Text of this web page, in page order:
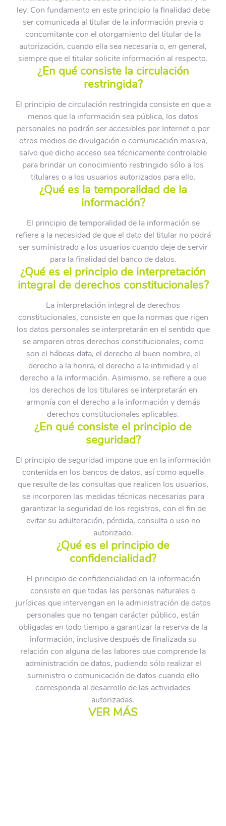
ley. Con fundamento en este principio la finalidad debe
ser comunicada al titular de la información previa o
concomitante con el otorgamiento del titular de la
autorización, cuando ella sea necesaria o, en general,
siempre que el titular solicite información al respecto.
¿En qué consiste la circulación
restringida?
El principio de circulación restringida consiste en que a
menos que la información sea pública, los datos
personales no podrán ser accesibles por Internet o por
otros medios de divulgación o comunicación masiva,
salvo que dicho acceso sea técnicamente controlable
para brindar un conocimiento restringido sólo a los
titulares o a los usuarios autorizados para ello.
¿Qué es la temporalidad de la
información?
El principio de temporalidad de la información se
refiere a la necesidad de que el dato del titular no podrá
ser suministrado a los usuarios cuando deje de servir
para la finalidad del banco de datos.
¿Qué es el principio de interpretación
integral de derechos constitucionales?
La interpretación integral de derechos
constitucionales, consiste en que la normas que rigen
los datos personales se interpretarán en el sentido que
se amparen otros derechos constitucionales, como
son el hábeas data, el derecho al buen nombre, el
derecho a la honra, el derecho a la intimidad y el
derecho a la información. Asimismo, se refiere a que
los derechos de los titulares se interpretarán en
armonía con el derecho a la información y demás
derechos constitucionales aplicables.
¿En qué consiste el principio de
seguridad?
El principio de seguridad impone que en la información
contenida en los bancos de datos, así como aquella
que resulte de las consultas que realicen los usuarios,
se incorporen las medidas técnicas necesarias para
garantizar la seguridad de los registros, con el fin de
evitar su adulteración, pérdida, consulta o uso no
autorizado.
¿Qué es el principio de
confidencialidad?
El principio de confidencialidad en la información
consiste en que todas las personas naturales o
jurídicas que intervengan en la administración de datos
personales que no tengan carácter público, están
obligadas en todo tiempo a garantizar la reserva de la
información, inclusive después de finalizada su
relación con alguna de las labores que comprende la
administración de datos, pudiendo sólo realizar el
suministro o comunicación de datos cuando ello
corresponda al desarrollo de las actividades
autorizadas.
VER MÁS